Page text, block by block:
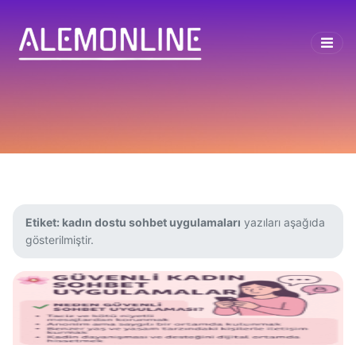
Etiket: kadın dostu sohbet uygulamaları yazıları aşağıda
gösterilmiştir.